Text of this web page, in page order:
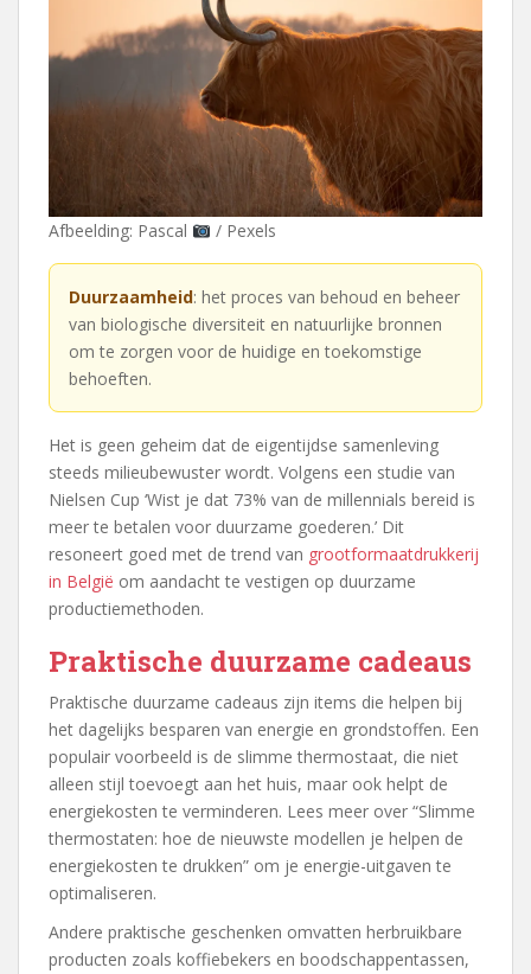
Afbeelding: Pascal / Pexels
Duurzaamheid: het proces van behoud en beheer
van biologische diversiteit en natuurlijke bronnen
om te zorgen voor de huidige en toekomstige
behoeften.
Het is geen geheim dat de eigentijdse samenleving
steeds milieubewuster wordt. Volgens een studie van
Nielsen Cup ‘Wist je dat 73% van de millennials bereid is
meer te betalen voor duurzame goederen.’ Dit
resoneert goed met de trend van grootformaatdrukkerij
in België om aandacht te vestigen op duurzame
productiemethoden.
Praktische duurzame cadeaus
Praktische duurzame cadeaus zijn items die helpen bij
het dagelijks besparen van energie en grondstoffen. Een
populair voorbeeld is de slimme thermostaat, die niet
alleen stijl toevoegt aan het huis, maar ook helpt de
energiekosten te verminderen. Lees meer over “Slimme
thermostaten: hoe de nieuwste modellen je helpen de
energiekosten te drukken” om je energie-uitgaven te
optimaliseren.
Andere praktische geschenken omvatten herbruikbare
producten zoals koffiebekers en boodschappentassen,